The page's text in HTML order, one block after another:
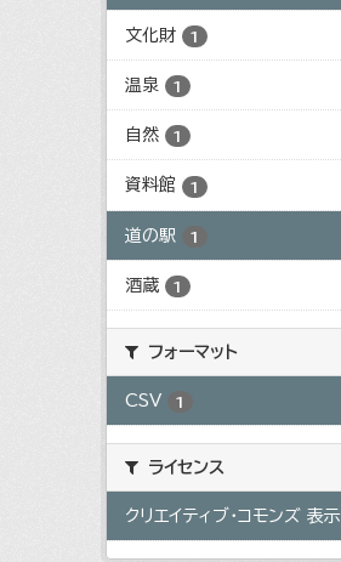
文化財 1
温泉 1
自然 1
資料館 1
道の駅 1
酒蔵 1
フォーマット
CSV 1
ライセンス
クリエイティブ・コモンズ 表示